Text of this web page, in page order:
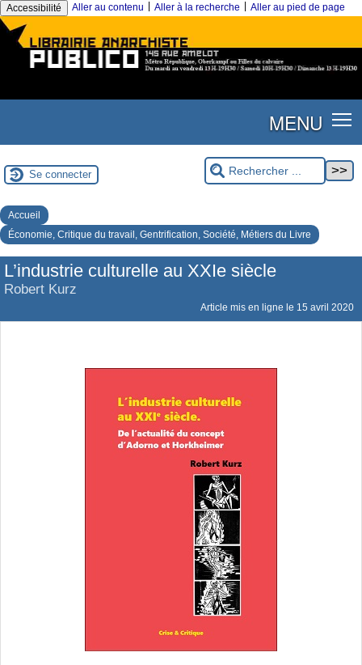
Accessibilité Aller au contenu Aller à la recherche Aller au pied de page
MENU
Se connecter
Accueil
Économie, Critique du travail, Gentrification, Société, Métiers du Livre
L’industrie culturelle au XXIe siècle
Robert Kurz
Article mis en ligne le 15 avril 2020